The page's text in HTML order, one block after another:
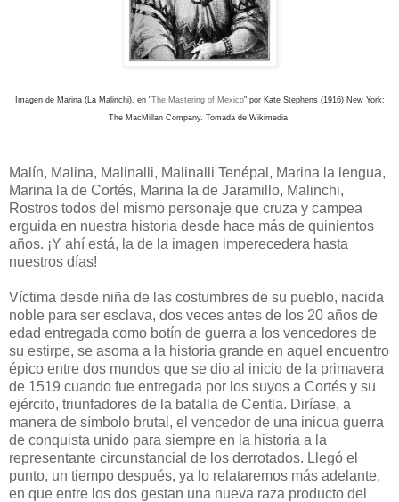
Imagen de Marina (La Malinchi), en "The Mastering of Mexico" por Kate Stephens (1916) New York:
The MacMillan Company. Tomada de Wikimedia
Malín, Malina, Malinalli, Malinalli Tenépal, Marina la lengua,
Marina la de Cortés, Marina la de Jaramillo, Malinchi,
Rostros todos del mismo personaje que cruza y campea
erguida en nuestra historia desde hace más de quinientos
años. ¡Y ahí está, la de la imagen imperecedera hasta
nuestros días!
Víctima desde niña de las costumbres de su pueblo, nacida
noble para ser esclava, dos veces antes de los 20 años de
edad entregada como botín de guerra a los vencedores de
su estirpe, se asoma a la historia grande en aquel encuentro
épico entre dos mundos que se dio al inicio de la primavera
de 1519 cuando fue entregada por los suyos a Cortés y su
ejército, triunfadores de la batalla de Centla. Diríase, a
manera de símbolo brutal, el vencedor de una inicua guerra
de conquista unido para siempre en la historia a la
representante circunstancial de los derrotados. Llegó el
punto, un tiempo después, ya lo relataremos más adelante,
en que entre los dos gestan una nueva raza producto del